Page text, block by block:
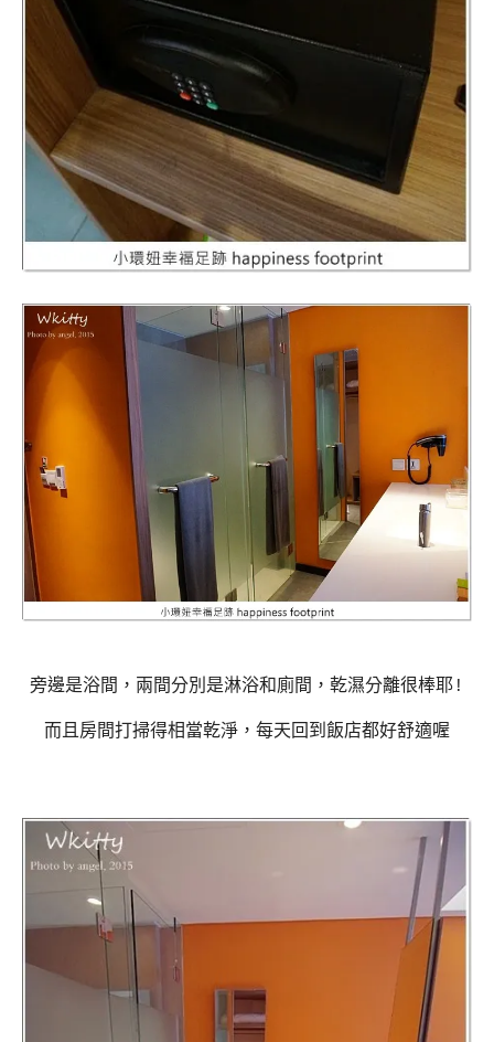
旁邊是浴間，兩間分別是淋浴和廁間，乾濕分離很棒耶!
而且房間打掃得相當乾淨，每天回到飯店都好舒適喔